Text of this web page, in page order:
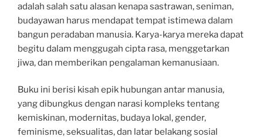
adalah salah satu alasan kenapa sastrawan, seniman,
budayawan harus mendapat tempat istimewa dalam
bangun peradaban manusia. Karya-karya mereka dapat
begitu dalam menggugah cipta rasa, menggetarkan
jiwa, dan memberikan pengalaman kemanusiaan.
Buku ini berisi kisah epik hubungan antar manusia,
yang dibungkus dengan narasi kompleks tentang
kemiskinan, modernitas, budaya lokal, gender,
feminisme, seksualitas, dan latar belakang sosial